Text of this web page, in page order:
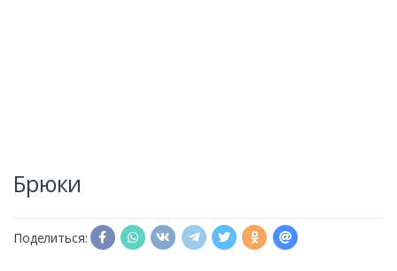
Брюки
Поделиться: